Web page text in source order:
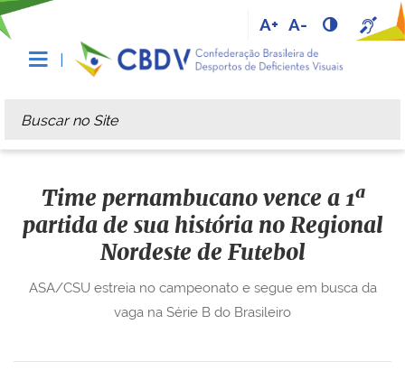
A+ A-
Busca
Busca Avançada…
Time pernambucano vence a 1ª
partida de sua história no Regional
Nordeste de Futebol
ASA/CSU estreia no campeonato e segue em busca da
vaga na Série B do Brasileiro